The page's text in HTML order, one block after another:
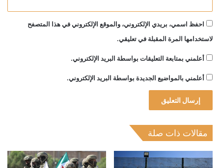
احفظ اسمي، بريدي الإلكتروني، والموقع الإلكتروني في هذا المتصفح
لاستخدامها المرة المقبلة في تعليقي.
أعلمني بمتابعة التعليقات بواسطة البريد الإلكتروني.
أعلمني بالمواضيع الجديدة بواسطة البريد الإلكتروني.
مقالات ذات صلة